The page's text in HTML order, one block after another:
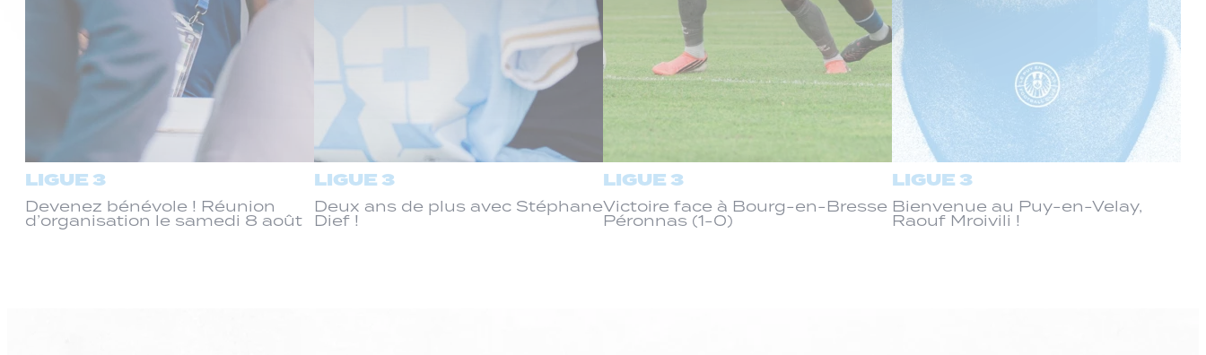
LIGUE 3
Devenez bénévole ! Réunion
d’organisation le samedi 8 août
LIGUE 3
Deux ans de plus avec Stéphane
Dief !
LIGUE 3
Victoire face à Bourg-en-Bresse
Péronnas (1-0)
LIGUE 3
Bienvenue au Puy-en-Velay,
Raouf Mroivili !